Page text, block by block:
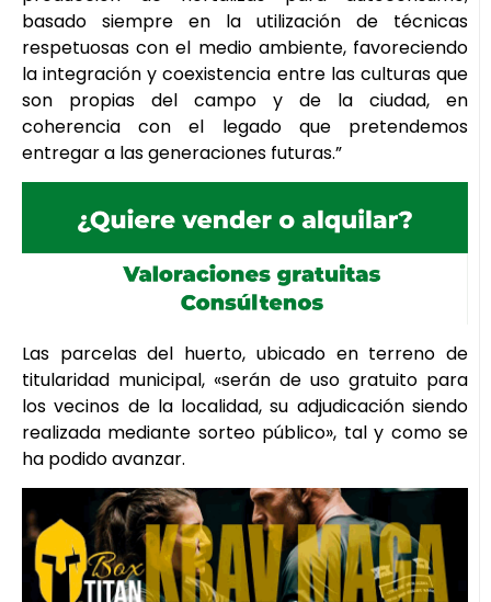
basado siempre en la utilización de técnicas
respetuosas con el medio ambiente, favoreciendo
la integración y coexistencia entre las culturas que
son propias del campo y de la ciudad, en
coherencia con el legado que pretendemos
entregar a las generaciones futuras.”
Las parcelas del huerto, ubicado en terreno de
titularidad municipal, «serán de uso gratuito para
los vecinos de la localidad, su adjudicación siendo
realizada mediante sorteo público», tal y como se
ha podido avanzar.